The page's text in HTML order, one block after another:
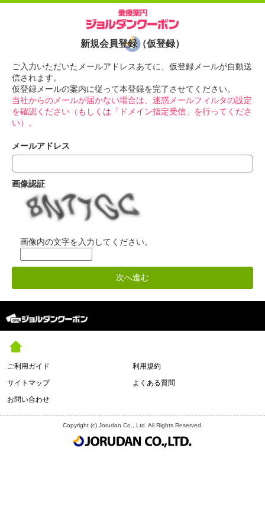
新規会員登録（仮登録）
ご入力いただいたメールアドレスあてに、仮登録メールが自動送
信されます。
仮登録メールの案内に従って本登録を完了させてください。
当社からのメールが届かない場合は、迷惑メールフィルタの設定
を確認ください（もしくは「ドメイン指定受信」を行ってくださ
い）。
メールアドレス
画像認証
画像内の文字を入力してください。
ご利用ガイド
利用規約
サイトマップ
よくある質問
お問い合わせ
Copyright (c) Jorudan Co., Ltd. All Rights Reserved.